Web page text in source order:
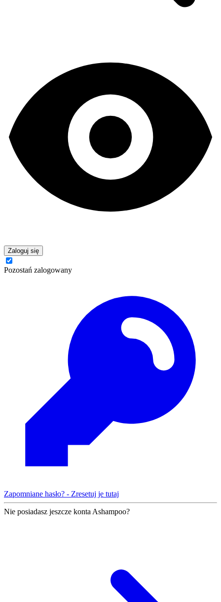
Zaloguj się
Pozostań zalogowany
Zapomniane hasło? - Zresetuj je tutaj
Nie posiadasz jeszcze konta Ashampoo?